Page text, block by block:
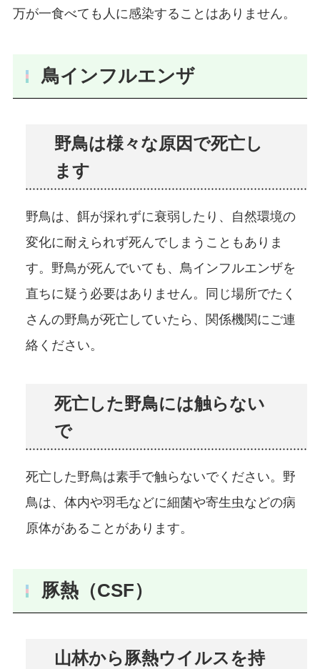
万が一食べても人に感染することはありません。
鳥インフルエンザ
野鳥は様々な原因で死亡し
ます
野鳥は、餌が採れずに衰弱したり、自然環境の
変化に耐えられず死んでしまうこともありま
す。野鳥が死んでいても、鳥インフルエンザを
直ちに疑う必要はありません。同じ場所でたく
さんの野鳥が死亡していたら、関係機関にご連
絡ください。
死亡した野鳥には触らない
で
死亡した野鳥は素手で触らないでください。野
鳥は、体内や羽毛などに細菌や寄生虫などの病
原体があることがあります。
豚熱（CSF）
山林から豚熱ウイルスを持